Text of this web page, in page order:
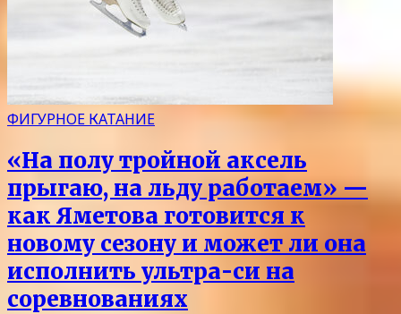
ФИГУРНОЕ КАТАНИЕ
«На полу тройной аксель
прыгаю, на льду работаем» —
как Яметова готовится к
новому сезону и может ли она
исполнить ультра-си на
соревнованиях